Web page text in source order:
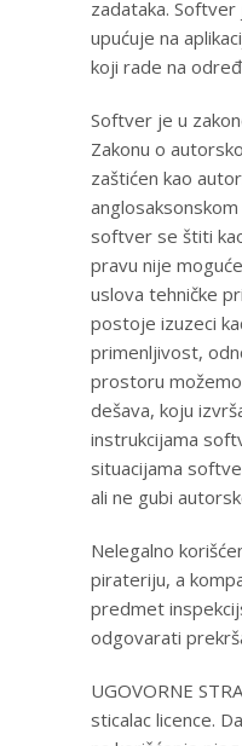
zadataka.
upućuje na
koji rade na
Softver je u
Zakonu o
zaštićen kao
softver se štiti
pravu nije
uslova tehničke
postoje izuzeci
primenljivost,
prostoru
dešava, koju
instrukcijama
situacijama
ali ne gubi
Nelegalno
pirateriju, a
predmet
odgovarati
UGOVORNE
sticalac licence.